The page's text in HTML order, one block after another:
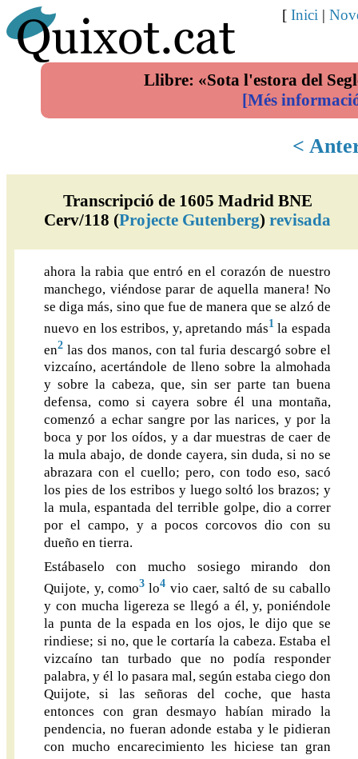
Llibre: «Sota l'estora del
[Més
[ Inici |
<
Transcripció de 1605 Madrid BNE
Cerv/118 (Projecte Gutenberg)revisada
ahora la rabia que entró en el corazón de nuestro
manchego, viéndose parar de aquella manera! No
se diga más, sino que fue de manera que se alzó de
nuevo en los estribos, y, apretando más1la espada
en2 las dos manos, con tal furia descargó sobre el
vizcaíno, acertándole de lleno sobre la almohada
y sobre la cabeza, que, sin ser parte tan buena
defensa, como si cayera sobre él una montaña,
comenzó a echar sangre por las narices, y por la
boca y por los oídos, y a dar muestras de caer de
la mula abajo, de donde cayera, sin duda, si no se
abrazara con el cuello; pero, con todo eso, sacó
los pies de los estribos y luego soltó los brazos; y
la mula, espantada del terrible golpe, dio a correr
por el campo, y a pocos corcovos dio con su
dueño en tierra.
Estábaselo con mucho sosiego mirando don
Quijote, y, como3lo4 vio caer, saltó de su caballo
y con mucha ligereza se llegó a él, y, poniéndole
la punta de la espada en los ojos, le dijo que se
rindiese; si no, que le cortaría la cabeza. Estaba el
vizcaíno tan turbado que no podía responder
palabra, y él lo pasara mal, según estaba ciego don
Quijote, si las señoras del coche, que hasta
entonces con gran desmayo habían mirado la
pendencia, no fueran adonde estaba y le pidieran
con mucho encarecimiento les hiciese tan gran